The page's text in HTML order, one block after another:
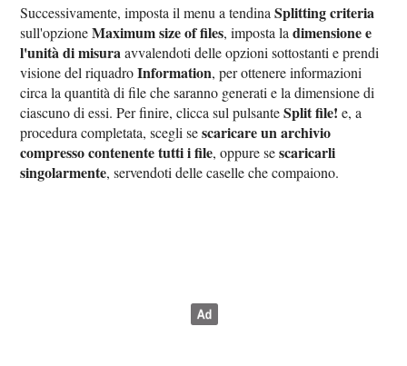
Successivamente, imposta il menu a tendinaSplitting criteria
sull'opzioneMaximum size of files, imposta ladimensione e
l'unità di misura avvalendoti delle opzioni sottostanti e prendi
visione del riquadroInformation, per ottenere informazioni
circa la quantità di file che saranno generati e la dimensione di
ciascuno di essi. Per finire, clicca sul pulsanteSplit file! e, a
procedura completata, scegli sescaricare un archivio
compresso contenente tutti i file, oppure sescaricarli
singolarmente, servendoti delle caselle che compaiono.